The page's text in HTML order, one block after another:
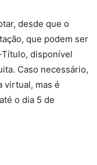
desde que o
que podem ser
disponível
Caso necessário,
virtual, mas é
o dia 5 de